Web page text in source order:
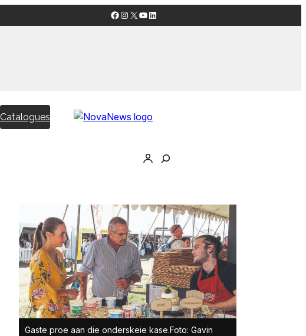
Facebook
Instagram
X YouTube
LinkedIn
Catalogues
Gaste proe aan die onderskeie kase.Foto: Gavin